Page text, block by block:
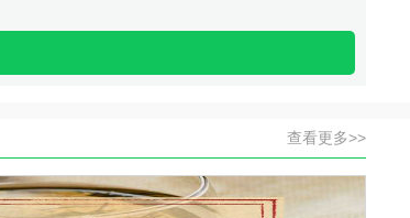
查看更多>>